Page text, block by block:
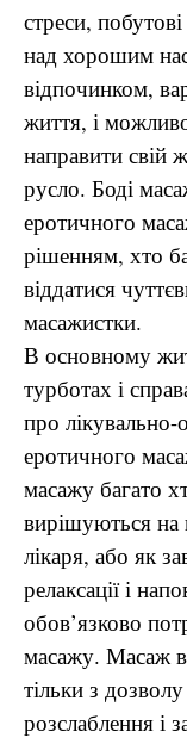
стреси,
над хорошим
відпочинком,
життя, і
направити свій
русло. Боді
еротичного
рішенням, хто
віддатися
масажистки.
В основному
турботах і
про лікувально-
еротичного
масажу багато
вирішуються на
лікаря, або як
релаксації і
обов’язково
масажу. Масаж в
тільки з
розслаблення і